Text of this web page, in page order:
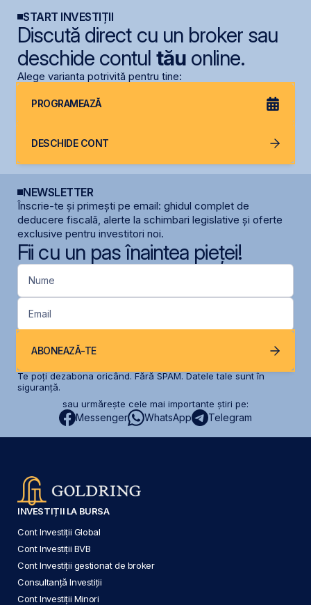
START INVESTIȚII
Discută direct cu un broker sau
deschide contul tăuonline.
Alege varianta potrivită pentru tine:
PROGRAMEAZĂ
DESCHIDE CONT
NEWSLETTER
Înscrie-te și primești pe email: ghidul complet de
deducere fiscală, alerte la schimbari legislative și oferte
exclusive pentru investitori noi.
Fii cu un pas înaintea pieței!
Nume
Email
ABONEAZĂ-TE
Te poți dezabona oricând. Fără SPAM. Datele tale sunt în
siguranță.
sau urmărește cele mai importante știri pe:
Messenger WhatsApp Telegram
INVESTIȚII LA BURSA
Cont Investiții Global
Cont Investiții BVB
Cont Investiții gestionat de broker
Consultanță Investiții
Cont Investiții Minori